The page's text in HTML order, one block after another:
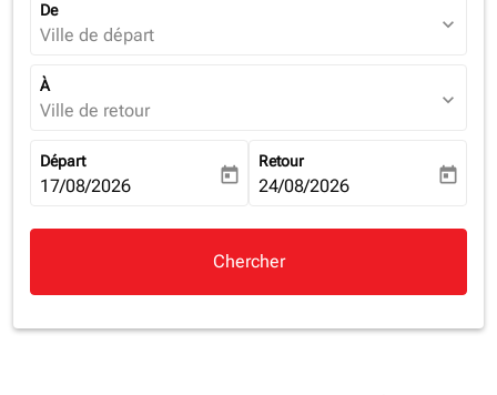
De
Ville de départ expand_more
À
Ville de retour expand_more
Départ
fc-booking-departure-date-aria-label
17/08/2026 today
Retour
fc-booking-return-date-aria-
24/08/2026 today
Chercher